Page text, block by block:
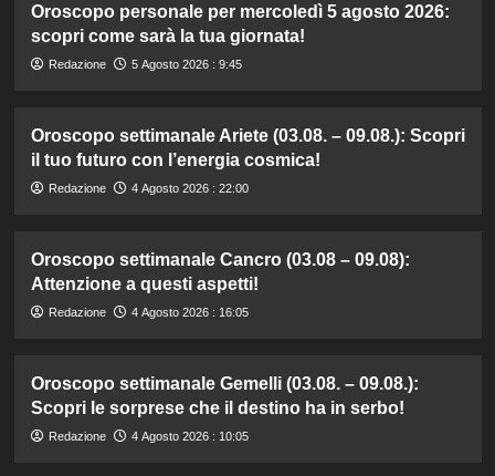
Oroscopo personale per mercoledì 5 agosto 2026:
scopri come sarà la tua giornata!
Redazione 5 Agosto 2026 : 9:45
Oroscopo settimanale Ariete (03.08. – 09.08.): Scopri
il tuo futuro con l’energia cosmica!
Redazione 4 Agosto 2026 : 22:00
Oroscopo settimanale Cancro (03.08 – 09.08):
Attenzione a questi aspetti!
Redazione 4 Agosto 2026 : 16:05
Oroscopo settimanale Gemelli (03.08. – 09.08.):
Scopri le sorprese che il destino ha in serbo!
Redazione 4 Agosto 2026 : 10:05